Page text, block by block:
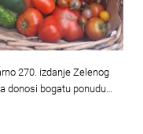
270. izdanje Zelenog
donosi bogatu ponudu…